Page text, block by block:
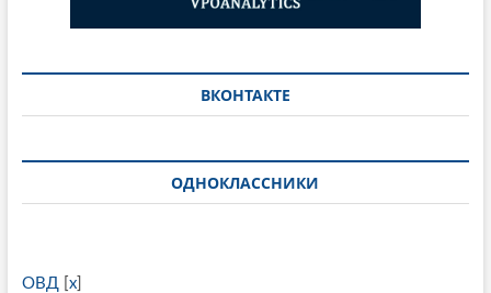
ВКОНТАКТЕ
ОДНОКЛАССНИКИ
ОВД x]